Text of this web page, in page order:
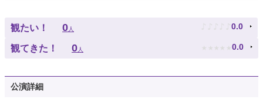
観たい！ 0人 ♪ ♪ ♪ ♪ ♪ 0.0
観てきた！ 0人 ★ ★ ★ ★ ★ 0.0
公演詳細